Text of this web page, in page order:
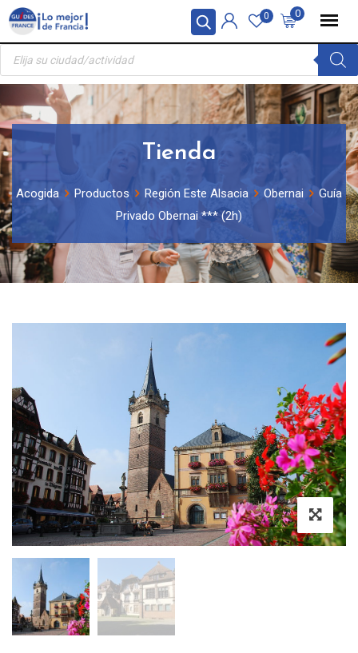
Panel de gestión de cookies
Skip
content
0
0
Búsqueda
productos
Tienda
Acogida Productos Región Este Alsacia Obernai
Guía
Privado Obernai *** (2h)